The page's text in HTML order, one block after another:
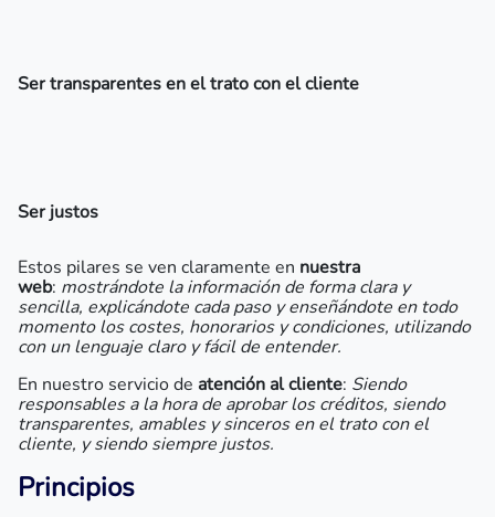
Ser transparentes en el trato con el cliente
Ser justos
Estos pilares se ven claramente en nuestra
web: mostrándote la información de forma clara y
sencilla, explicándote cada paso y enseñándote en todo
momento los costes, honorarios y condiciones, utilizando
con un lenguaje claro y fácil de entender.
En nuestro servicio de atención al cliente: Siendo
responsables a la hora de aprobar los créditos, siendo
transparentes, amables y sinceros en el trato con el
cliente, y siendo siempre justos.
Principios